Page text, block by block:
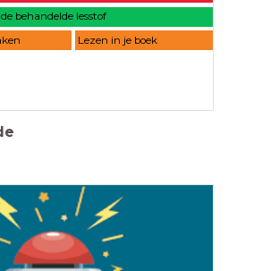
Lezen in je boek
behandelde lesstof